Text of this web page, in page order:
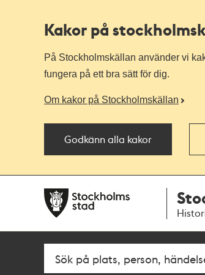
Kakor på
På Stockholmskällan använder vi
fungera på ett bra sätt för dig.
Om kakor på Stockholmskällan
Godkänn alla kakor
navigationen
huvudinnehållet
Fritextsök